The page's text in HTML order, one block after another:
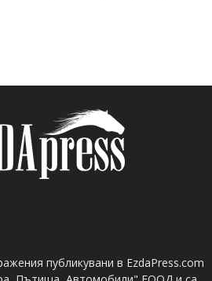
публикувани в EzdaPress.com